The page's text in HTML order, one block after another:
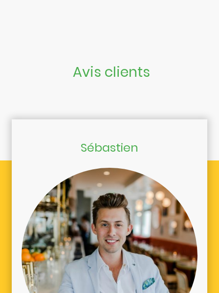
Avis clients
Sébastien